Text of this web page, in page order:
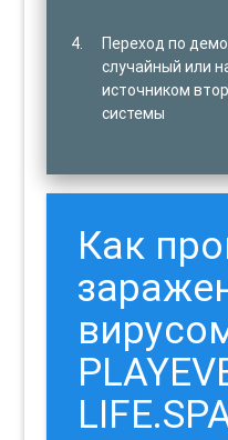
Переход по
случайный или
источником
системы
Как